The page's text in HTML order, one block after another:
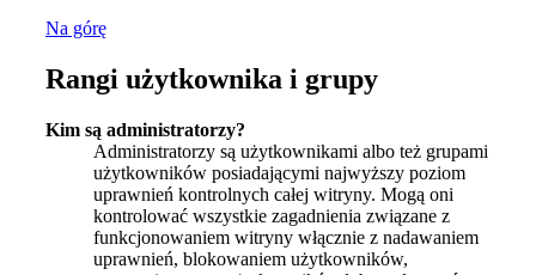
Na górę
Rangi użytkownika i grupy
Kim są administratorzy?
Administratorzy są użytkownikami albo też grupami
użytkowników posiadającymi najwyższy poziom
uprawnień kontrolnych całej witryny. Mogą oni
kontrolować wszystkie zagadnienia związane z
funkcjonowaniem witryny włącznie z nadawaniem
uprawnień, blokowaniem użytkowników,